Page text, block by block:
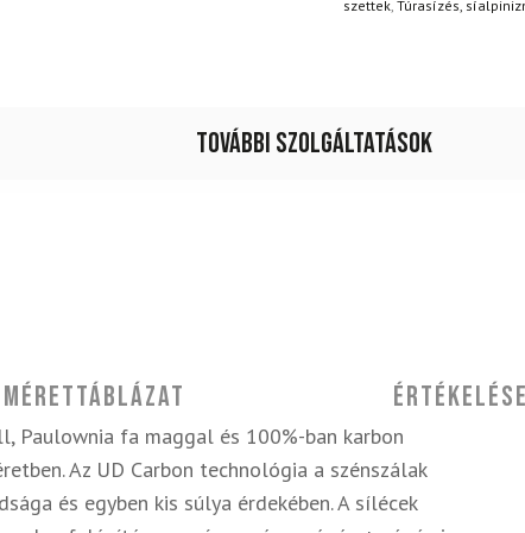
szettek, Túrasízés,
További szolgáltatások
Mérettáblázat
Paulownia fa maggal és 100%-ban karbon
Az UD Carbon technológia a szénszálak
és egyben kis súlya érdekében. A sílécek